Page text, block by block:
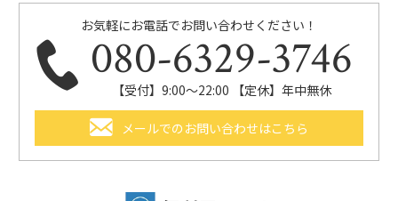
お気軽にお電話でお問い合わせください！
080-6329-3746
【受付】9:00～22:00 【定休】年中無休
メールでのお問い合わせはこちら